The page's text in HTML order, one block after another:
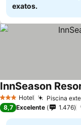
exatos.
3 EstrelasHotel Piscina
InnSeason
8,7 Excelente 1.476